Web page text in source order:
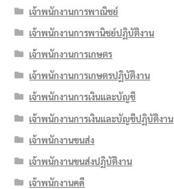
เจ้าพนักงานการพาณิชย์
เจ้าพนักงานการพานิชย์ปฏิบัติงาน
เจ้าพนักงานการเกษตร
เจ้าพนักงานการเกษตรปฏิบัติงาน
เจ้าพนักงานการเงินและบัญชี
เจ้าพนักงานการเงินและบัญชีปฏิบัติงาน
เจ้าพนักงานขนส่ง
เจ้าพนักงานขนส่งปฏิบัติงาน
เจ้าพนักงานคดี